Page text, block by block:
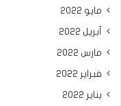
مايو 2022
أبريل 2022
مارس 2022
فبراير 2022
يناير 2022